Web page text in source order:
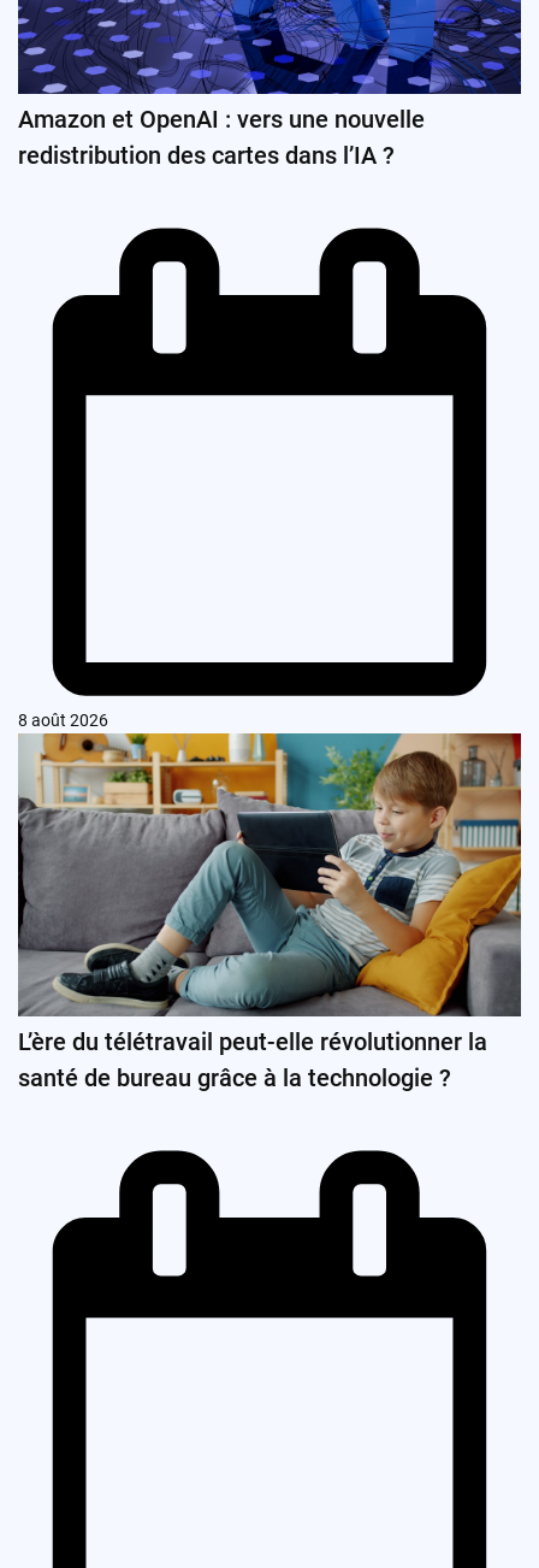
Amazon et OpenAI : vers une nouvelle
redistribution des cartes dans l’IA ?
8 août 2026
L’ère du télétravail peut-elle révolutionner la
santé de bureau grâce à la technologie ?